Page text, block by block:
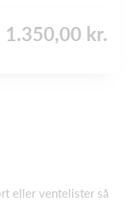
1.350,00 kr.
eller ventelister så